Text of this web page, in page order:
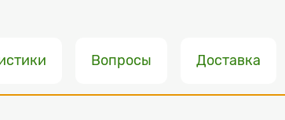
Вопросы Доставка